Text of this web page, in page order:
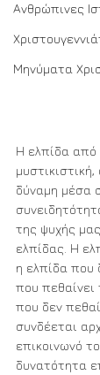
Ανθρώπινες
Μηνύματα
Η ελπίδα από
μυστικιστική,
δύναμη μέσα
της ψυχής
ελπίδας. Η
η ελπίδα που
που πεθαίνει
που δεν
συνδέεται
επικοινωνό
δυνατότητα